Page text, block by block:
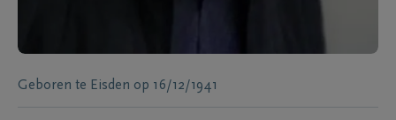
Geboren te Eisden op 16/12/1941